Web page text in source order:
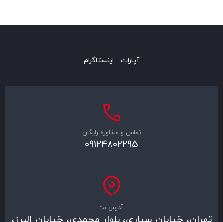
آپارات اینستاگرام
تماس و مشاوره رایگان
09124802295
آدرس ما: